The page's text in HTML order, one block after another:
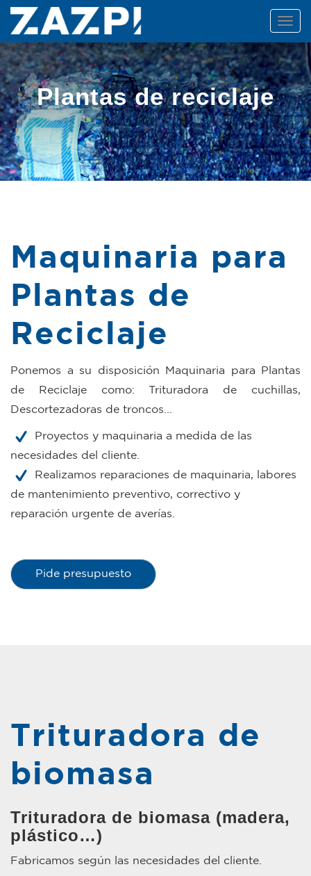
Plantas de reciclaje
Maquinaria para
Plantas de
Reciclaje
Ponemos a su disposición Maquinaria para Plantas
de Reciclaje como: Trituradora de cuchillas,
Descortezadoras de troncos...
Proyectos y maquinaria a medida de las
necesidades del cliente.
Realizamos reparaciones de maquinaria, labores
de mantenimiento preventivo, correctivo y
reparación urgente de averías.
Pide presupuesto
Trituradora de
biomasa
Trituradora de biomasa (madera,
plástico…)
Fabricamos según las necesidades del cliente.